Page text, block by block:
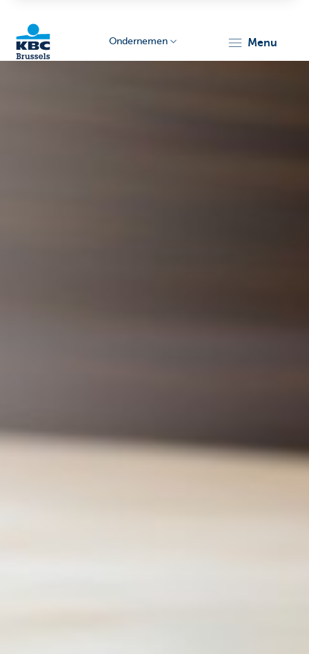
Ondernemen menu